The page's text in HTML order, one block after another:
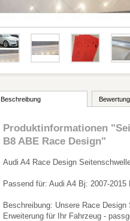
Beschreibung
Produktinformationen
B8 ABE Race Design"
Audi A4 Race Design
Passend für: Audi A4 Bj: 2007-
Beschreibung: Unsere Race
Erweiterung für Ihr Fahrzeug -